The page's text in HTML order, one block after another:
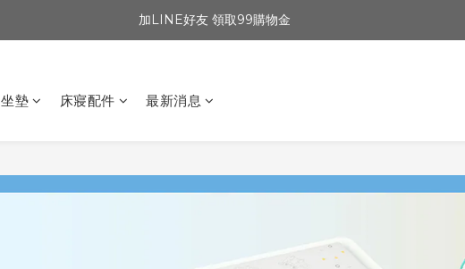
加LINE好友 領取99購物金
坐墊 床寢配件 最新消息